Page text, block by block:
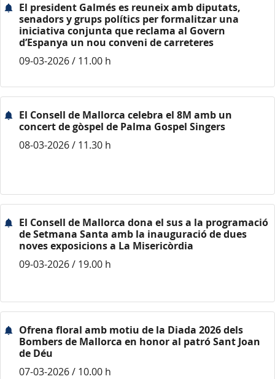
El president Galmés es reuneix amb diputats,
senadors y grups polítics per formalitzar una
iniciativa conjunta que reclama al Govern
d’Espanya un nou conveni de carreteres
09-03-2026 / 11.00 h
El Consell de Mallorca celebra el 8M amb un
concert de gòspel de Palma Gospel Singers
08-03-2026 / 11.30 h
El Consell de Mallorca dona el sus a la programació
de Setmana Santa amb la inauguració de dues
noves exposicions a La Misericòrdia
09-03-2026 / 19.00 h
Ofrena floral amb motiu de la Diada 2026 dels
Bombers de Mallorca en honor al patró Sant Joan
de Déu
07-03-2026 / 10.00 h